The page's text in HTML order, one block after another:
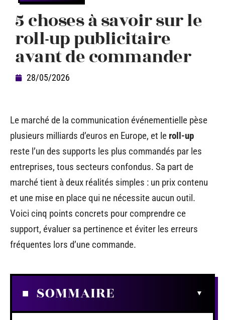
5 choses à savoir sur le
roll-up publicitaire
avant de commander
28/05/2026
Le marché de la communication événementielle pèse
plusieurs milliards d’euros en Europe, et le roll-up
reste l’un des supports les plus commandés par les
entreprises, tous secteurs confondus. Sa part de
marché tient à deux réalités simples : un prix contenu
et une mise en place qui ne nécessite aucun outil.
Voici cinq points concrets pour comprendre ce
support, évaluer sa pertinence et éviter les erreurs
fréquentes lors d’une commande.
SOMMAIRE